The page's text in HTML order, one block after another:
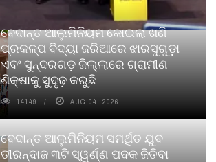
ବେଦାନ୍ତ ଆଲୁମିନିୟମ କୋଇଲା ଖଣି
ପ୍ରକଳ୍ପ ବିଦ୍ୟା ଜରିଆରେ ଝାରସୁଗୁଡ଼ା
ଏବଂ ସୁନ୍ଦରଗଡ଼ ଜିଲ୍ଲାରେ ଗ୍ରାମୀଣ
ଶିକ୍ଷାକୁ ସୁଦୃଢ଼ କରୁଛି
14149 AUG 04, 2026
ବେଦାନ୍ତ ଆଲୁମିନିୟମ ସମର୍ଥିତ ଯୁବ
ତୀରନ୍ଦାଜ ୩ଟି ସ୍ୱର୍ଣ୍ଣ ପଦକ ଜିତିବା